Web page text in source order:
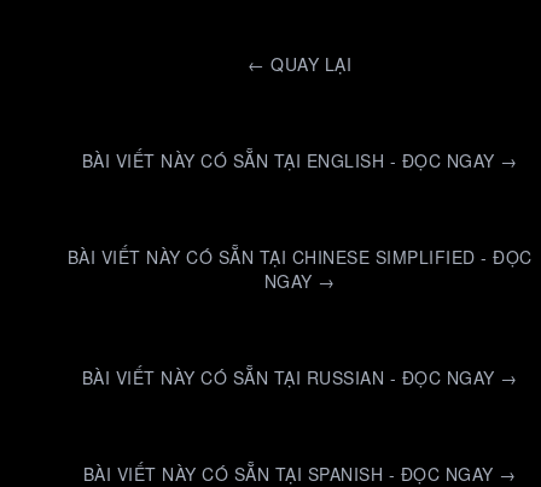
← QUAY LẠI
BÀI VIẾT NÀY CÓ SẴN TẠI ENGLISH - ĐỌC NGAY →
BÀI VIẾT NÀY CÓ SẴN TẠI CHINESE SIMPLIFIED - ĐỌC
NGAY →
BÀI VIẾT NÀY CÓ SẴN TẠI RUSSIAN - ĐỌC NGAY →
BÀI VIẾT NÀY CÓ SẴN TẠI SPANISH - ĐỌC NGAY →